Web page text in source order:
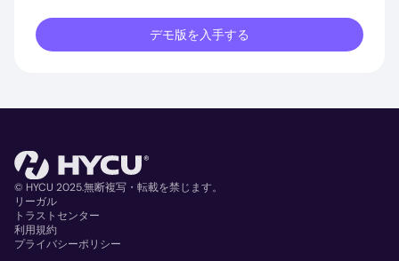
デモ版を入手する
Copyright
© HYCU 2025.無断複写・転載を禁じます。
リーガル
トラストセンター
利用規約
プライバシーポリシー